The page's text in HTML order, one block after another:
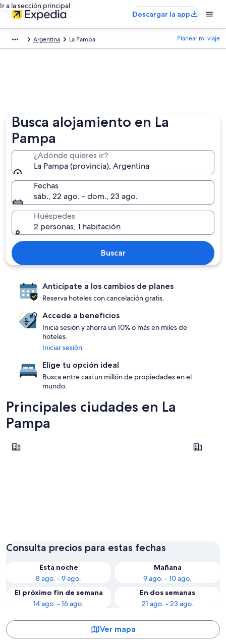
Ir a la sección principal
Descargar la app
Argentina La Pampa Planear mi viaje
Busca alojamiento en La
Pampa
¿Adónde quieres ir?
La Pampa (provincia), Argentina
Fechas
sáb., 22 ago. - dom., 23 ago.
Huéspedes
2 personas, 1 habitación
Buscar
Anticípate a los cambios de planes
Reserva hoteles con cancelación gratis.
Accede a beneficios
Inicia sesión y ahorra un 10% o más en miles de
hoteles.
Iniciar sesión
Elige tu opción ideal
Busca entre casi un millón de propiedades en el
mundo.
Principales ciudades en La
Pampa
Veinticinco de Mayo
Veinticinco de Mayo Macachín
Consulta precios para estas fechas
Esta noche
8 ago. - 9 ago.
Mañana
9 ago. - 10 ago.
El próximo fin de semana
14 ago. - 16 ago.
En dos semanas
21 ago. - 23 ago.
Ver mapa